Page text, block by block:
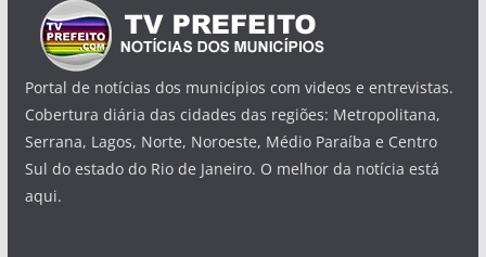
Portal de notícias dos municípios com videos e entrevistas.
Cobertura diária das cidades das regiões: Metropolitana,
Serrana, Lagos, Norte, Noroeste, Médio Paraíba e Centro
Sul do estado do Rio de Janeiro. O melhor da notícia está
aqui.